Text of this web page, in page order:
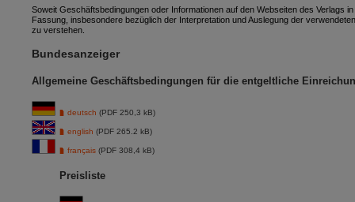
Soweit Geschäftsbedingungen oder Informationen auf den Webseiten des Verlags
Fassung, insbesondere bezüglich der Interpretation und Auslegung der
zu verstehen.
Bundesanzeiger
Allgemeine Geschäftsbedingungen für die entgeltliche
deutsch (PDF 250,3 kB)
english (PDF 265.2 kB)
français (PDF 308,4 kB)
Preisliste